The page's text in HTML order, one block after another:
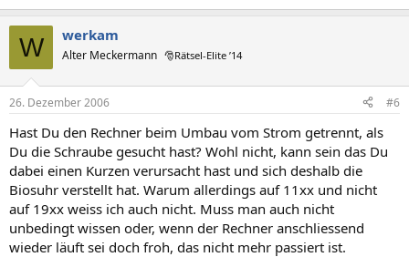
W werkam
Alter Meckermann 🎅Rätsel-Elite ’14
26. Dezember 2006 #6
Hast Du den Rechner beim Umbau vom Strom getrennt, als
Du die Schraube gesucht hast? Wohl nicht, kann sein das Du
dabei einen Kurzen verursacht hast und sich deshalb die
Biosuhr verstellt hat. Warum allerdings auf 11xx und nicht
auf 19xx weiss ich auch nicht. Muss man auch nicht
unbedingt wissen oder, wenn der Rechner anschliessend
wieder läuft sei doch froh, das nicht mehr passiert ist.